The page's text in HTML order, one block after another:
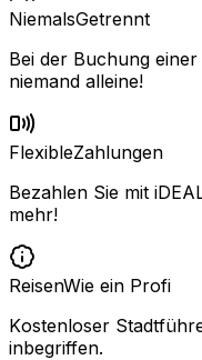
NiemalsGetrennt
Bei der Buchung
niemand alleine!
FlexibleZahlungen
Bezahlen Sie mit
mehr!
ReisenWie ein Profi
Kostenloser
inbegriffen.